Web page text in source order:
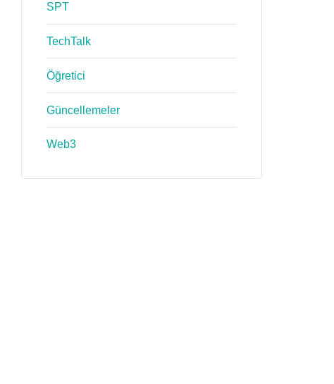
SPT
TechTalk
Öğretici
Güncellemeler
Web3